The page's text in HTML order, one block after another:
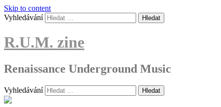
Skip to content
Vyhledávání
R.U.M. zine
Renaissance Underground Music
Vyhledávání